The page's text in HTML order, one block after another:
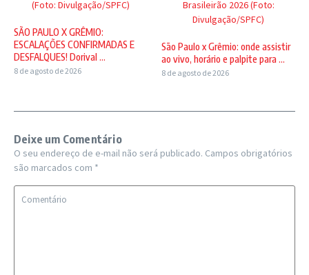
(Foto: Divulgação/SPFC)
SÃO PAULO X GRÊMIO:
ESCALAÇÕES CONFIRMADAS E
DESFALQUES! Dorival ...
8 de agosto de 2026
Brasileirão 2026 (Foto:
Divulgação/SPFC)
São Paulo x Grêmio: onde assistir
ao vivo, horário e palpite para ...
8 de agosto de 2026
Deixe um Comentário
O seu endereço de e-mail não será publicado. Campos obrigatórios
são marcados com *